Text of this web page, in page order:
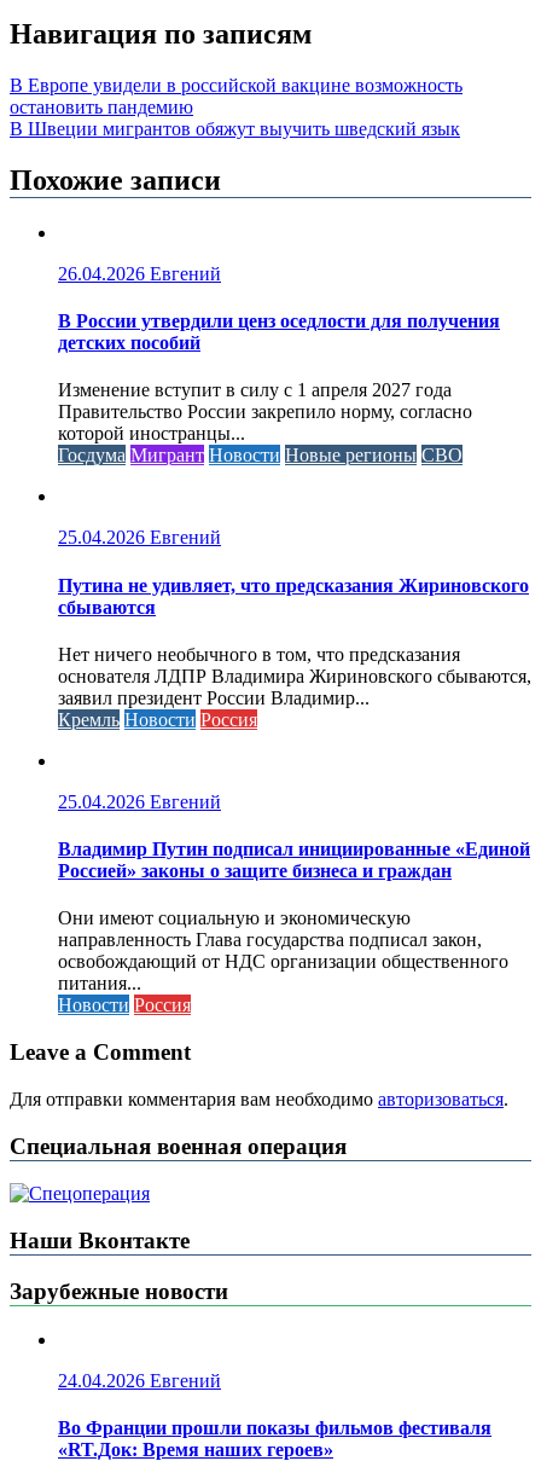
Навигация по записям
В Европе увидели в российской вакцине возможность
остановить пандемию
В Швеции мигрантов обяжут выучить шведский язык
Похожие записи
26.04.2026 Евгений
В России утвердили ценз оседлости для получения
детских пособий
Изменение вступит в силу с 1 апреля 2027 года
Правительство России закрепило норму, согласно
которой иностранцы...
Госдума Мигрант Новости Новые регионы СВО
25.04.2026 Евгений
Путина не удивляет, что предсказания Жириновского
сбываются
Нет ничего необычного в том, что предсказания
основателя ЛДПР Владимира Жириновского сбываются,
заявил президент России Владимир...
Кремль Новости Россия
25.04.2026 Евгений
Владимир Путин подписал инициированные «Единой
Россией» законы о защите бизнеса и граждан
Они имеют социальную и экономическую
направленность Глава государства подписал закон,
освобождающий от НДС организации общественного
питания...
Новости Россия
Leave a Comment
Для отправки комментария вам необходимо авторизоваться.
Специальная военная операция
Наши Вконтакте
Зарубежные новости
24.04.2026 Евгений
Во Франции прошли показы фильмов фестиваля
«RT.Док: Время наших героев»